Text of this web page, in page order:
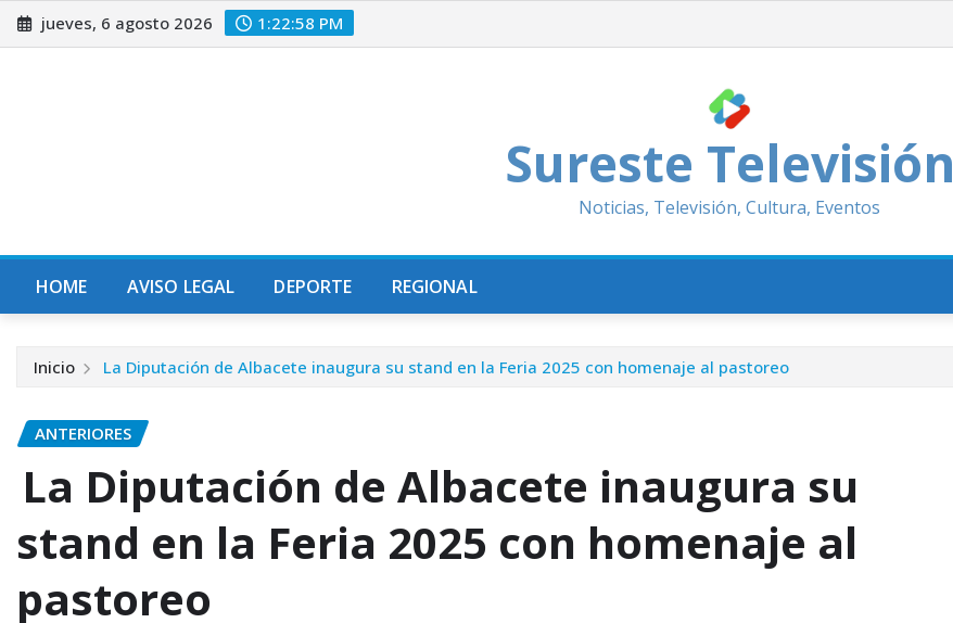
Saltar
al
jueves, 6 agosto 2026 1:23:00 PM
Sureste Televisión
Noticias, Televisión, Cultura, Eventos
HOME AVISO LEGAL DEPORTE REGIONAL
Inicio La Diputación de Albacete inaugura su stand en la Feria 2025 con homenaje al pastoreo
ANTERIORES
La Diputación de Albacete inaugura su
stand en la Feria 2025 con homenaje al
pastoreo